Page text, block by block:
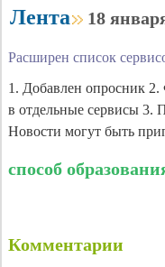
Лента
18
Расширен список
1. Добавлен опросник
в отдельные сервисы 3.
Новости могут быть
способ
Комментарии